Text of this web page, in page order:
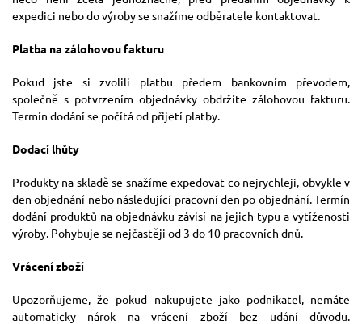
expedici nebo do výroby se snažíme odběratele kontaktovat.
Platba na zálohovou fakturu
Pokud jste si zvolili platbu předem bankovním převodem,
společně s potvrzením objednávky obdržíte zálohovou fakturu.
Termín dodání se počítá od přijetí platby.
Dodací lhůty
Produkty na skladě se snažíme expedovat co nejrychleji, obvykle v
den objednání nebo následující pracovní den po objednání. Termín
dodání produktů na objednávku závisí na jejich typu a vytíženosti
výroby. Pohybuje se nejčastěji od 3 do 10 pracovních dnů.
Vrácení zboží
Upozorňujeme, že pokud nakupujete jako podnikatel, nemáte
automaticky nárok na vrácení zboží bez udání důvodu.